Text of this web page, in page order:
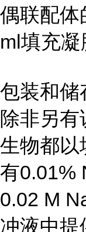
偶联配体
ml填充凝
包装和储
除非另
生物都以
有0.01%
0.02 M
冲液中提